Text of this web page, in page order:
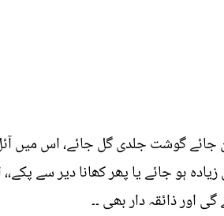
گوشت جلدی گل جائے، اس میں
ہو جائے یا پھر کھانا دیر سے
اور ذائقہ دار بھی ۔۔